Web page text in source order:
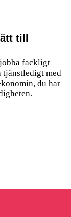
till
fackligt
tjänstledigt med
du har